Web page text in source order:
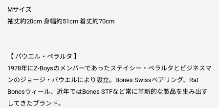
Mサイズ
袖丈約20cm 身幅約51cm 着丈約70cm
【 パウエル・ペラルタ 】
1978年にZ-Boysのメンバーであったステイシー・ペラルタとビジネスマ
ンのジョージ・パウエルにより設立。Bones Swissベアリング、Rat
Bonesウィール、近年ではBones STFなど常に革新的な製品を生み出す
してきたブランド。